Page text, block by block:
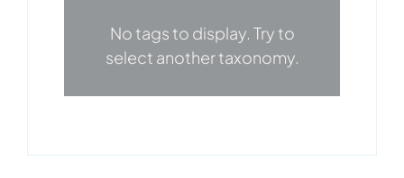
No tags to display. Try to
select another taxonomy.